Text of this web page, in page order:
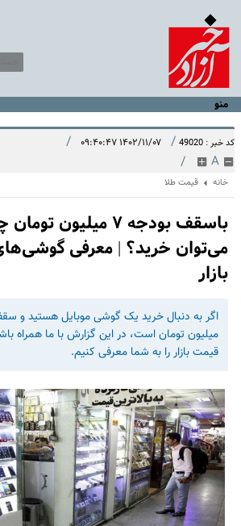
منو
کد خبر : 49020 / ۱۴۰۲/۱۱/۰۷ ۰۹:۴۰:۴۷ /
A
/
خانه قیمت طلا
باسقف بودجه ۷ میلیون
می‌توان خرید؟ | معرفی
بازار
میلیون تومان است، در این گزارش با ما همراه
قیمت بازار را به شما معرفی کنیم.